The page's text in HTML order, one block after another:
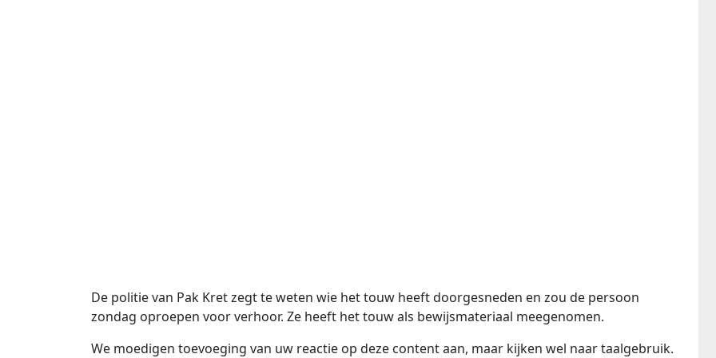
De politie van Pak Kret zegt te weten wie het touw heeft doorgesneden en zou de persoon
zondag oproepen voor verhoor. Ze heeft het touw als bewijsmateriaal meegenomen.
We moedigen toevoeging van uw reactie op deze content aan, maar kijken wel naar taalgebruik.